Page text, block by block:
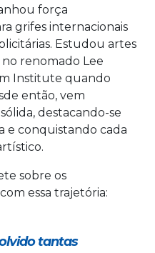
força
grifes internacionais
Estudou artes
no renomado Lee
Institute quando
então, vem
destacando-se
e conquistando cada
sobre os
essa trajetória:
tantas